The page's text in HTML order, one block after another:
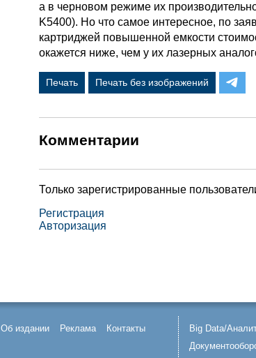
а в черновом режиме их
K5400). Но что самое интересное, по
картриджей повышенной емкости
окажется ниже, чем у их лазерных
Печать Печать без изображений
Комментарии
Только зарегистрированные
Регистрация
Авторизация
Об издании Реклама Контакты Big Data/